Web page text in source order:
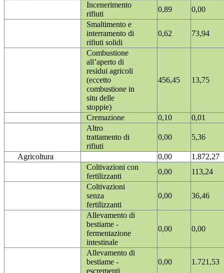
Incenerimento
rifiuti
0,89
0,00
Smaltimento e
interramento di
rifiuti solidi
0,62 73,94
Combustione
all’aperto di
residui agricoli
(eccetto
combustione in
situ delle
stoppie)
456,45 13,75
Cremazione 0,10
0,01
Altro
trattamento di
rifiuti
0,00 5,36
Agricoltura 0,00
1.872,27
Coltivazioni con
fertilizzanti
0,00
113,24
Coltivazioni
senza
fertilizzanti
0,00 36,46
Allevamento di
bestiame -
fermentazione
intestinale
0,00 0,00
Allevamento di
bestiame -
escrementi
0,00 1.721,53